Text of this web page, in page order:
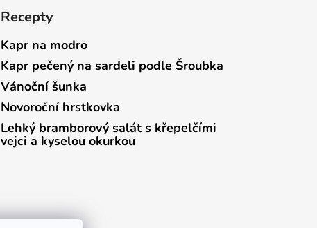
Recepty
Kapr na modro
Kapr pečený na sardeli podle Šroubka
Vánoční šunka
Novoroční hrstkovka
Lehký bramborový salát s křepelčími
vejci a kyselou okurkou